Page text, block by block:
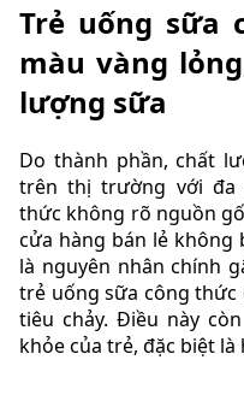
Trẻ uống sữa
màu vàng
lượng sữa
Do thành phần, chất
trên thị trường với đa
thức không rõ nguồn
cửa hàng bán lẻ không
là nguyên nhân chính
trẻ uống sữa công thức
tiêu chảy. Điều này
khỏe của trẻ, đặc biệt là